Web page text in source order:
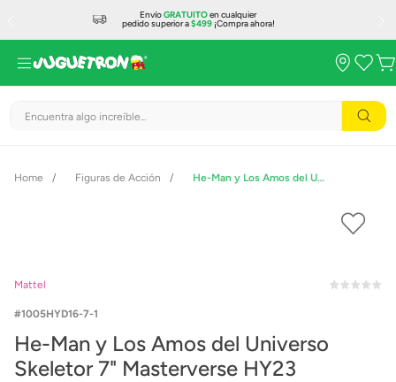
EnvíoGRATUITOen cualquier
pedido superior a$499¡Compra ahora!
Encuentra algo increíble...
Figuras de Acción He-Man y Los Amos del Universo Skeletor 7" Masterverse HY23
Mattel
1005HYD16-7-1
He-Man y Los Amos del Universo
Skeletor 7" Masterverse HY23